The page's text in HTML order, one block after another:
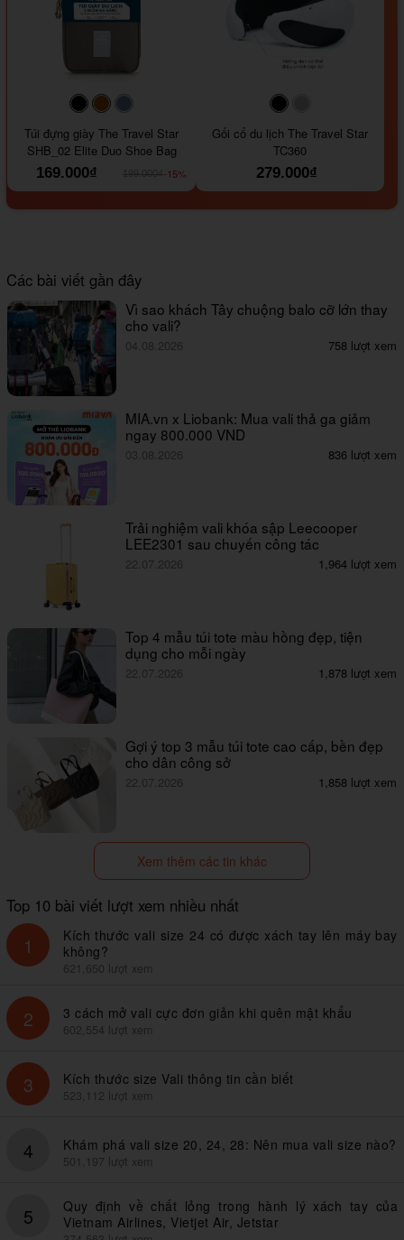
#000000#964B00
Túi đựng giày The Travel Star
SHB_02 Elite Duo Shoe Bag
169.000₫
-15%
#000000
Gối cổ du lịch The Travel Star
TC360
279.000₫
Các bài viết gần đây
Vì sao khách Tây chuộng balo cỡ lớn thay
cho vali?
04.08.2026 758 lượt xem
MIA.vn x Liobank: Mua vali thả ga giảm
ngay 800.000 VND
03.08.2026 836 lượt xem
Trải nghiệm vali khóa sập Leecooper
LEE2301 sau chuyến công tác
22.07.2026 1,964 lượt xem
Top 4 mẫu túi tote màu hồng đẹp, tiện
dụng cho mỗi ngày
22.07.2026 1,878 lượt xem
Gợi ý top 3 mẫu túi tote cao cấp, bền đẹp
cho dân công sở
22.07.2026 1,858 lượt xem
Xem thêm các tin khác
Top 10 bài viết lượt xem nhiều nhất
1
Kích thước vali size 24 có được xách tay lên máy bay
không?
621,650 lượt xem
2 3 cách mở vali cực đơn giản khi quên mật khẩu
602,554 lượt xem
3 Kích thước size Vali thông tin cần biết
523,112 lượt xem
4 Khám phá vali size 20, 24, 28: Nên mua vali size nào?
501,197 lượt xem
5
Quy định về chất lỏng trong hành lý xách tay của
Vietnam Airlines, Vietjet Air, Jetstar